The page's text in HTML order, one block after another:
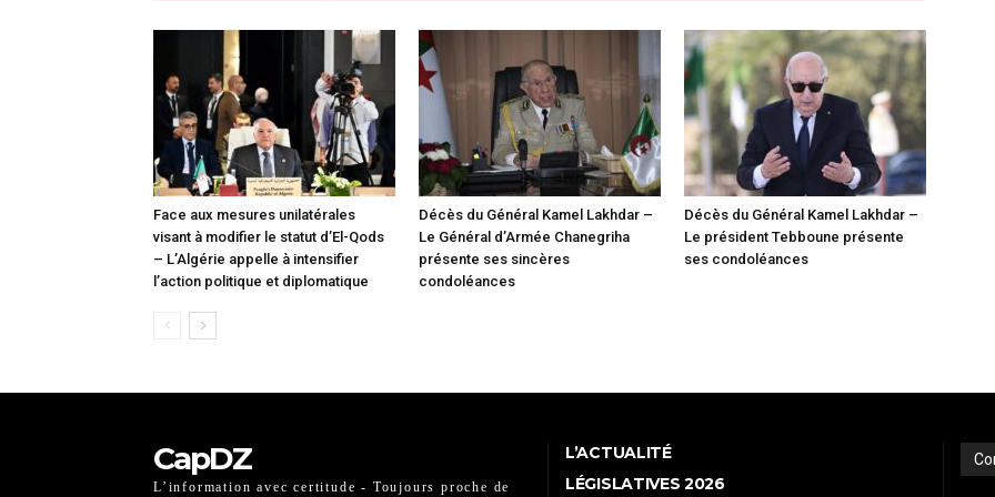
Face aux mesures unilatérales
visant à modifier le statut d’El-Qods
– L’Algérie appelle à intensifier
l’action politique et diplomatique
Décès du Général Kamel Lakhdar –
Le Général d’Armée Chanegriha
présente ses sincères
condoléances
Décès du Général Kamel Lakhdar –
Le président Tebboune présente
ses condoléances
CapDZ
L’information avec certitude - Toujours proche de
L’ACTUALITÉ
LÉGISLATIVES 2026